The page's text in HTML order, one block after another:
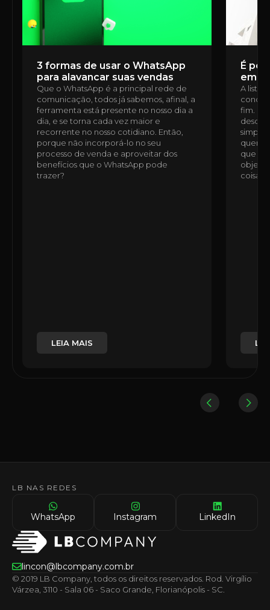
3 formas de usar o WhatsApp
para alavancar suas vendas
Que o WhatsApp é a principal rede de
comunicação, todos já sabemos, afinal, a
ferramenta está presente no nosso dia a
dia, e se torna cada vez maior e
recorrente no nosso cotidiano. Então,
porque não incorporá-lo no seu
processo de venda e aproveitar dos
benefícios que o WhatsApp pode
trazer?
LEIA MAIS
É
em
A lista
fim. É
desde
quem
que
coisas,
lincon@lbcompany.com.br
© 2019 LB Company, todos os direitos reservados. Rod. Virgílio
Várzea, 3110 - Sala 06 - Saco Grande, Florianópolis - SC.
LB NAS REDES
WhatsApp Instagram LinkedIn